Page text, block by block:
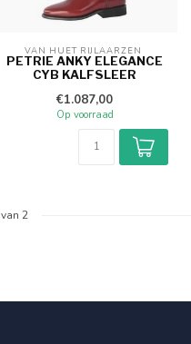
VAN HUET RIJLAARZEN
PETRIE ANKY ELEGANCE
CYB KALFSLEER
€1.087,00
Op voorraad
van 2